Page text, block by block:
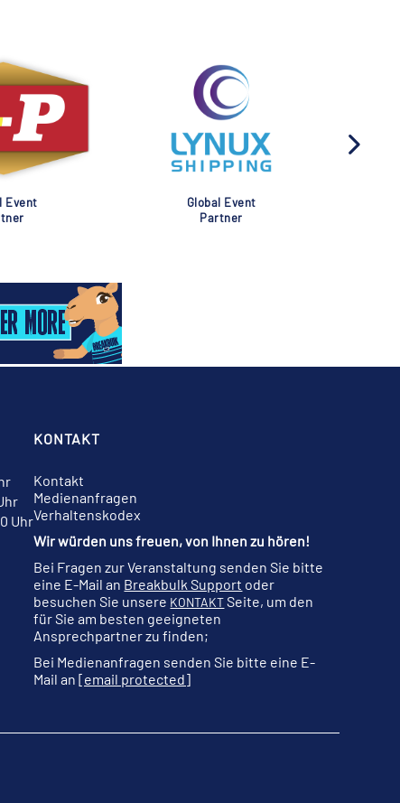
Event
Global Event
Partner
Uhr
KONTAKT
Kontakt
Medienanfragen
Verhaltenskodex
Wir würden uns freuen, von Ihnen zu hören!
Bei Fragen zur Veranstaltung senden Sie bitte
eine E-Mail an Breakbulk Support oder
besuchen Sie unsere KONTAKTSeite, um den
für Sie am besten geeigneten
Ansprechpartner zu finden;
Bei Medienanfragen senden Sie bitte eine E-
Mail an[email protected]